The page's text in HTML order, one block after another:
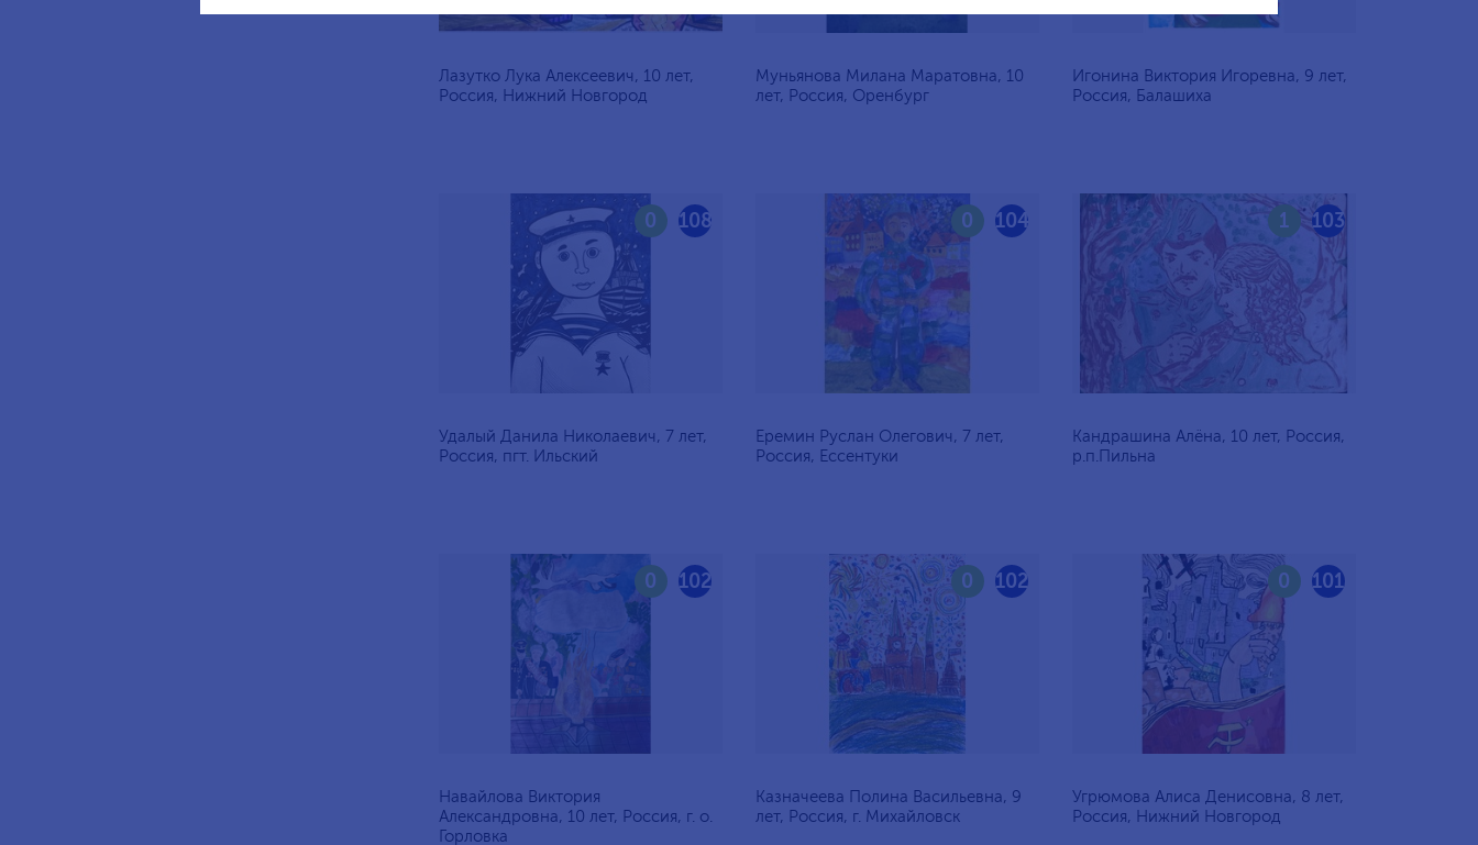
Лазутко Лука Алексеевич, 10 лет,
Россия, Нижний Новгород
Муньянова Милана Маратовна, 10
лет, Россия, Оренбург
Игонина Виктория Игоревна, 9 лет,
Россия, Балашиха
108
0
Удалый Данила Николаевич, 7 лет,
Россия, пгт. Ильский
104
0
Еремин Руслан Олегович, 7 лет,
Россия, Ессентуки
103
1
Кандрашина Алёна, 10 лет, Россия,
р.п.Пильна
102
0
Навайлова Виктория
Александровна, 10 лет, Россия, г. о.
Горловка
102
0
Казначеева Полина Васильевна, 9
лет, Россия, г. Михайловск
101
0
Угрюмова Алиса Денисовна, 8 лет,
Россия, Нижний Новгород